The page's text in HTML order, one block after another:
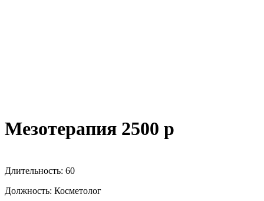
Мезотерапия 2500 р
Длительность: 60
Должность: Косметолог